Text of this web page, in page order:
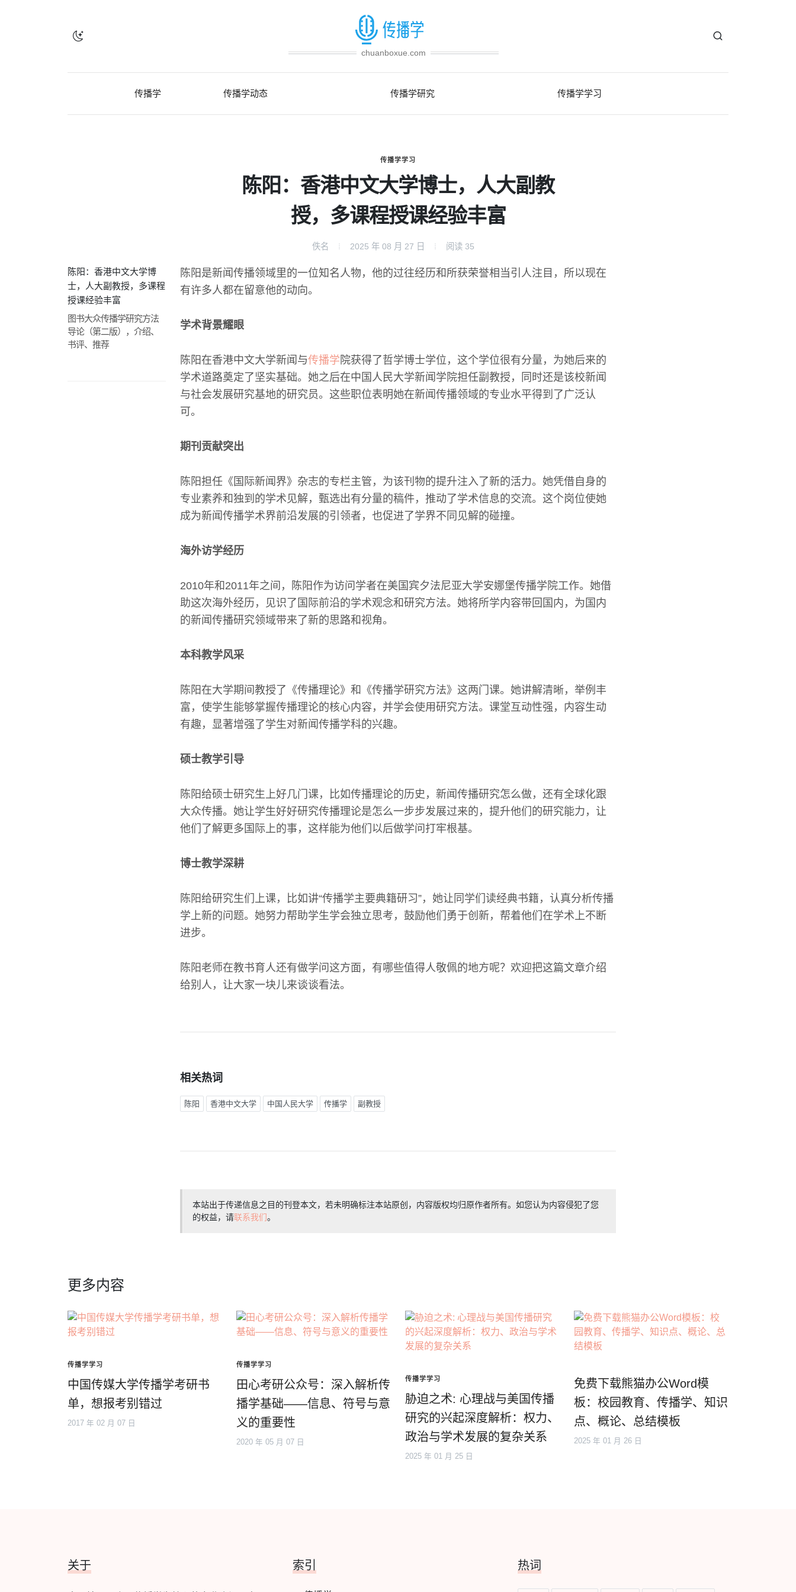
chuanboxue.com
传播学 传播学动态 传播学研究 传播学学习
传播学学习
陈阳：香港中文大学博士，人大副教
授，多课程授课经验丰富
佚名 2025 年 08 月 27 日 阅读 35
陈阳：香港中文大学博
士，人大副教授，多课程
授课经验丰富
图书大众传播学研究方法
导论（第二版），介绍、
书评、推荐
陈阳是新闻传播领域里的一位知名人物，他的过往经历和所获荣誉相当引人注目，所以现在
有许多人都在留意他的动向。
学术背景耀眼
陈阳在香港中文大学新闻与传播学 院获得了哲学博士学位，这个学位很有分量，为她后来的
学术道路奠定了坚实基础。她之后在中国人民大学新闻学院担任副教授，同时还是该校新闻
与社会发展研究基地的研究员。这些职位表明她在新闻传播领域的专业水平得到了广泛认
可。
期刊贡献突出
陈阳担任《国际新闻界》杂志的专栏主管，为该刊物的提升注入了新的活力。她凭借自身的
专业素养和独到的学术见解，甄选出有分量的稿件，推动了学术信息的交流。这个岗位使她
成为新闻传播学术界前沿发展的引领者，也促进了学界不同见解的碰撞。
海外访学经历
2010年和2011年之间，陈阳作为访问学者在美国宾夕法尼亚大学安娜堡传播学院工作。她借
助这次海外经历，见识了国际前沿的学术观念和研究方法。她将所学内容带回国内，为国内
的新闻传播研究领域带来了新的思路和视角。
本科教学风采
陈阳在大学期间教授了《传播理论》和《传播学研究方法》这两门课。她讲解清晰，举例丰
富，使学生能够掌握传播理论的核心内容，并学会使用研究方法。课堂互动性强，内容生动
有趣，显著增强了学生对新闻传播学科的兴趣。
硕士教学引导
陈阳给硕士研究生上好几门课，比如传播理论的历史，新闻传播研究怎么做，还有全球化跟
大众传播。她让学生好好研究传播理论是怎么一步步发展过来的，提升他们的研究能力，让
他们了解更多国际上的事，这样能为他们以后做学问打牢根基。
博士教学深耕
陈阳给研究生们上课，比如讲“传播学主要典籍研习”，她让同学们读经典书籍，认真分析传播
学上新的问题。她努力帮助学生学会独立思考，鼓励他们勇于创新，帮着他们在学术上不断
进步。
陈阳老师在教书育人还有做学问这方面，有哪些值得人敬佩的地方呢？欢迎把这篇文章介绍
给别人，让大家一块儿来谈谈看法。
相关热词
陈阳 香港中文大学 中国人民大学 传播学 副教授
本站出于传递信息之目的刊登本文，若未明确标注本站原创，内容版权均归原作者所有。如您认为内容侵犯了您
的权益，请联系我们。
更多内容
传播学学习
中国传媒大学传播学考研书
单，想报考别错过
2017 年 02 月 07 日
传播学学习
田心考研公众号：深入解析传
播学基础——信息、符号与意
义的重要性
2020 年 05 月 07 日
传播学学习
胁迫之术: 心理战与美国传播
研究的兴起深度解析：权力、
政治与学术发展的复杂关系
2025 年 01 月 25 日
免费下载熊猫办公Word模
板：校园教育、传播学、知识
点、概论、总结模板
2025 年 01 月 26 日
关于 索引 热词